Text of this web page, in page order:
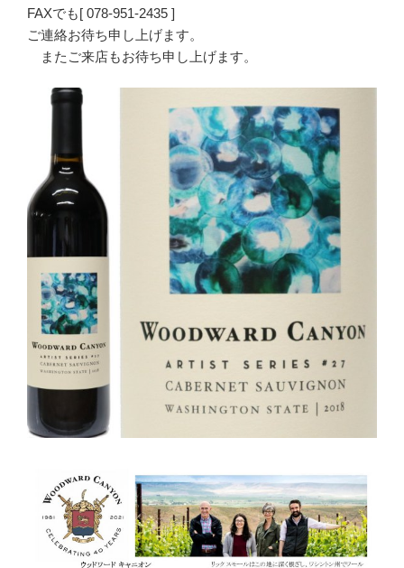
FAXでも[ 078-951-2435 ]
ご連絡お待ち申し上げます。
またご来店もお待ち申し上げます。